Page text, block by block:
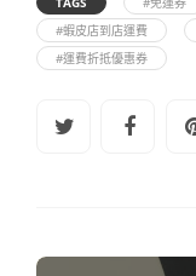
#蝦皮店到店運費
#運費折抵優惠券